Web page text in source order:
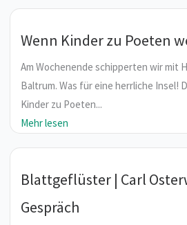
Wenn Kinder zu Poeten
Am Wochenende schipperten wir mit
Baltrum. Was für eine herrliche Insel!
Kinder zu Poeten...
Mehr lesen
Blattgeflüster | Carl
Gespräch